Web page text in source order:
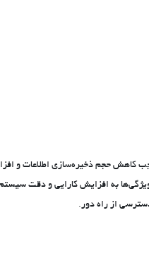
به افزایش کارایی و دقت